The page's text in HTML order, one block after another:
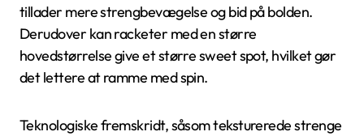
tillader mere strengbevægelse og bid på bolden.
Derudover kan racketer med en større
hovedstørrelse give et større sweet spot, hvilket gør
det lettere at ramme med spin.
Teknologiske fremskridt, såsom teksturerede strenge